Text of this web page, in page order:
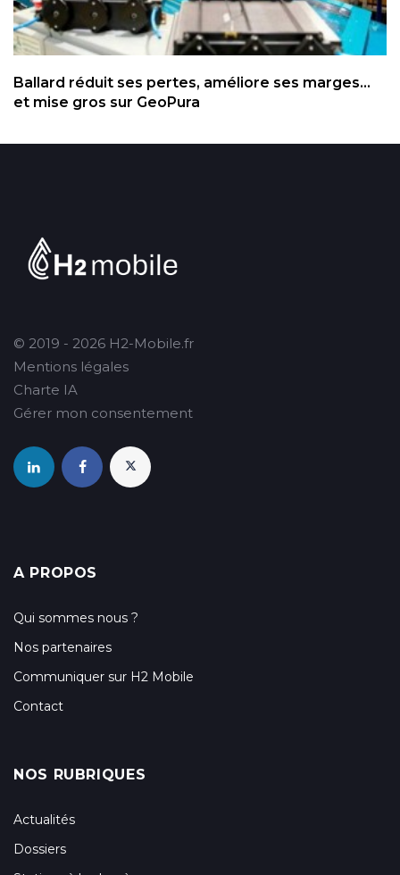
Ballard réduit ses pertes, améliore ses marges...
et mise gros sur GeoPura
© 2019 - 2026 H2-Mobile.fr
Mentions légales
Charte IA
Gérer mon consentement
A PROPOS
Qui sommes nous ?
Nos partenaires
Communiquer sur H2 Mobile
Contact
NOS RUBRIQUES
Actualités
Dossiers